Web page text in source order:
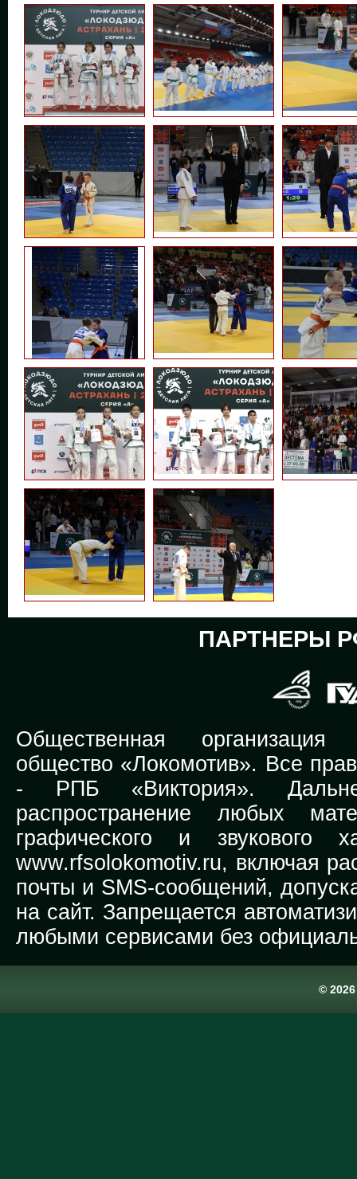
ПАРТНЕРЫ
Общественная организация
общество «Локомотив». Все
- РПБ «Виктория».
распространение любых
графического и звукового
www.rfsolokomotiv.ru, включая
почты и SMS-сообщений,
на сайт. Запрещается
любыми сервисами без
©